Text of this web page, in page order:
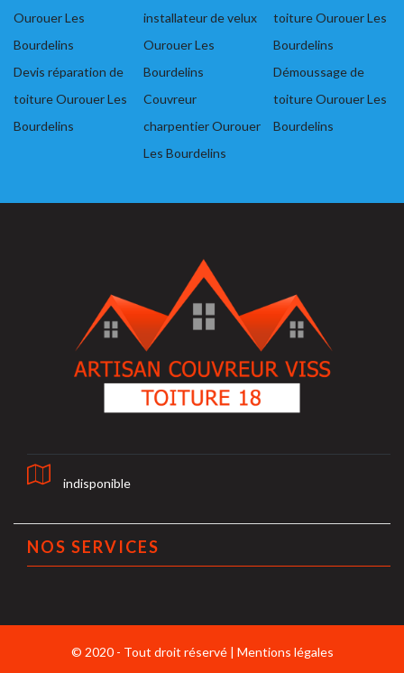
Ourouer Les
Bourdelins
Devis réparation de
toiture Ourouer Les
Bourdelins
installateur de velux
Ourouer Les
Bourdelins
Couvreur
charpentier Ourouer
Les Bourdelins
toiture Ourouer Les
Bourdelins
Démoussage de
toiture Ourouer Les
Bourdelins
indisponible
NOS SERVICES
© 2020 - Tout droit réservé | Mentions légales